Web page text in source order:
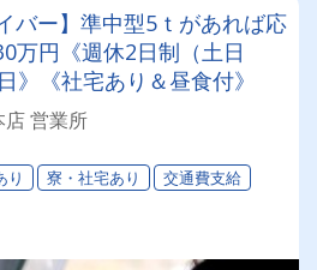
バー】準中型5ｔがあれば応
万円《週休2日制（土日
》《社宅あり＆昼食付》
営業所
り 寮・社宅あり 交通費支給